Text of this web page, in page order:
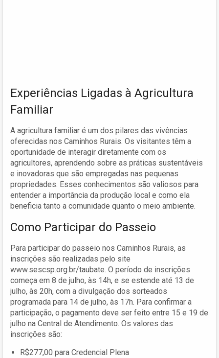
Experiências Ligadas à Agricultura
Familiar
A agricultura familiar é um dos pilares das vivências
oferecidas nos Caminhos Rurais. Os visitantes têm a
oportunidade de interagir diretamente com os
agricultores, aprendendo sobre as práticas sustentáveis
e inovadoras que são empregadas nas pequenas
propriedades. Esses conhecimentos são valiosos para
entender a importância da produção local e como ela
beneficia tanto a comunidade quanto o meio ambiente.
Como Participar do Passeio
Para participar do passeio nos Caminhos Rurais, as
inscrições são realizadas pelo site
www.sescsp.org.br/taubate. O período de inscrições
começa em 8 de julho, às 14h, e se estende até 13 de
julho, às 20h, com a divulgação dos sorteados
programada para 14 de julho, às 17h. Para confirmar a
participação, o pagamento deve ser feito entre 15 e 19 de
julho na Central de Atendimento. Os valores das
inscrições são:
R$277,00 para Credencial Plena